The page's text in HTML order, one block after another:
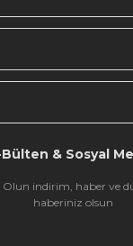
Bülten & Sosyal
Olun indirim, haber ve
haberiniz olsun